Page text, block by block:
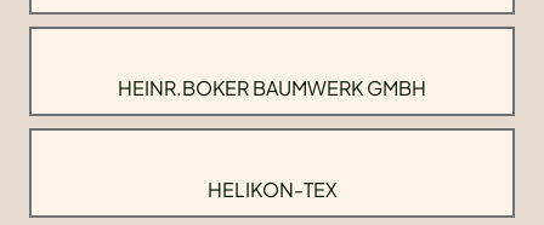
HEINR.BOKER BAUMWERK GMBH
HELIKON-TEX